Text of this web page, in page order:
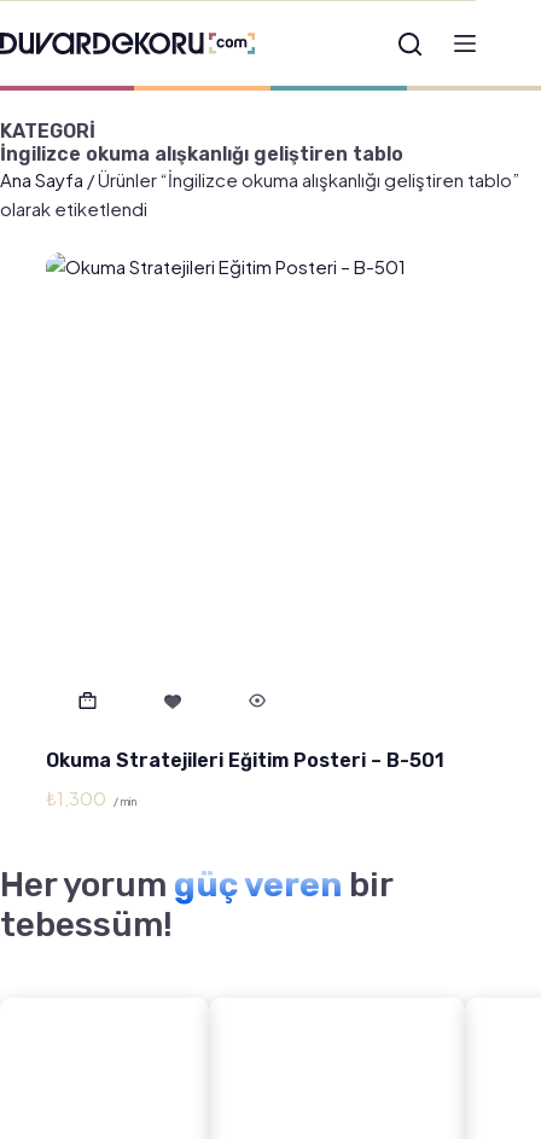
KATEGORİ
İngilizce okuma alışkanlığı geliştiren tablo
Ana Sayfa / Ürünler “İngilizce okuma alışkanlığı geliştiren tablo”
olarak etiketlendi
Okuma Stratejileri Eğitim Posteri – B-501
₺1,300 / min
Her yorum güç veren bir
tebessüm!